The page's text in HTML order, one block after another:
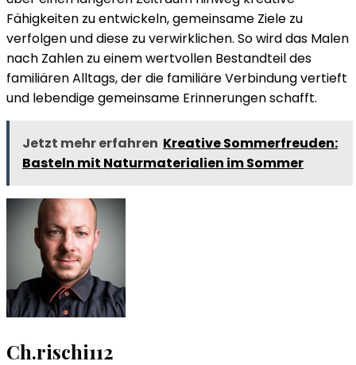
Fähigkeiten zu entwickeln, gemeinsame Ziele zu
verfolgen und diese zu verwirklichen. So wird das Malen
nach Zahlen zu einem wertvollen Bestandteil des
familiären Alltags, der die familiäre Verbindung vertieft
und lebendige gemeinsame Erinnerungen schafft.
Jetzt mehr erfahren Kreative Sommerfreuden:
Basteln mit Naturmaterialien im Sommer
Ch.rischi112